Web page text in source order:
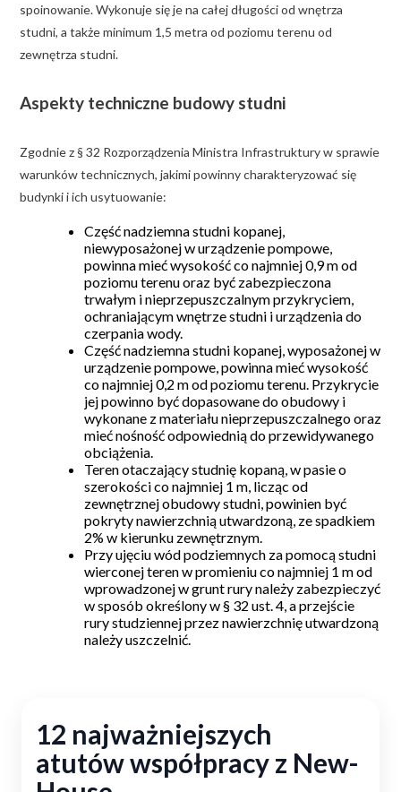
spoinowanie. Wykonuje się je na całej długości od wnętrza
studni, a także minimum 1,5 metra od poziomu terenu od
zewnętrza studni.
Aspekty techniczne budowy studni
Zgodnie z § 32 Rozporządzenia Ministra Infrastruktury w sprawie
warunków technicznych, jakimi powinny charakteryzować się
budynki i ich usytuowanie:
Część nadziemna studni kopanej,
niewyposażonej w urządzenie pompowe,
powinna mieć wysokość co najmniej 0,9 m od
poziomu terenu oraz być zabezpieczona
trwałym i nieprzepuszczalnym przykryciem,
ochraniającym wnętrze studni i urządzenia do
czerpania wody.
Część nadziemna studni kopanej, wyposażonej w
urządzenie pompowe, powinna mieć wysokość
co najmniej 0,2 m od poziomu terenu. Przykrycie
jej powinno być dopasowane do obudowy i
wykonane z materiału nieprzepuszczalnego oraz
mieć nośność odpowiednią do przewidywanego
obciążenia.
Teren otaczający studnię kopaną, w pasie o
szerokości co najmniej 1 m, licząc od
zewnętrznej obudowy studni, powinien być
pokryty nawierzchnią utwardzoną, ze spadkiem
2% w kierunku zewnętrznym.
Przy ujęciu wód podziemnych za pomocą studni
wierconej teren w promieniu co najmniej 1 m od
wprowadzonej w grunt rury należy zabezpieczyć
w sposób określony w § 32 ust. 4, a przejście
rury studziennej przez nawierzchnię utwardzoną
należy uszczelnić.
12 najważniejszych
atutów współpracy z New-